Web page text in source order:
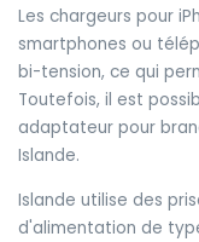
Les chargeurs pour
smartphones ou
bi-tension, ce qui
Toutefois, il est
adaptateur pour
Islande.
Islande utilise des
d'alimentation de